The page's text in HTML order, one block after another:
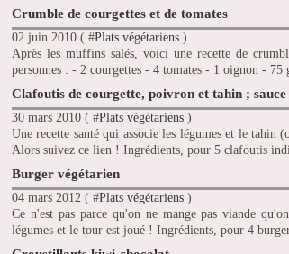
Crumble de courgettes et de tomates
02 juin 2010 ( #Plats végétariens )
Après les muffins salés, voici une recette de
personnes : - 2 courgettes - 4 tomates - 1 oignon -
Clafoutis de courgette, poivron et tahin ;
30 mars 2010 ( #Plats végétariens )
Une recette santé qui associe les légumes et le tahin
Alors suivez ce lien ! Ingrédients, pour 5 clafoutis
Burger végétarien
04 mars 2012 ( #Plats végétariens )
Ce n'est pas parce qu'on ne mange pas viande
légumes et le tour est joué ! Ingrédients, pour 4